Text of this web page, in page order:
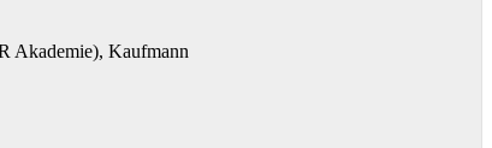
Akademie), Kaufmann